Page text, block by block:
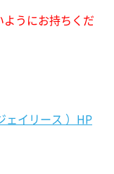
うにお持ちくだ
イリース ）HP